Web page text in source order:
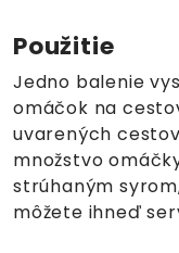
Použitie
Jedno balenie
omáčok na
uvarených
množstvo
strúhaným
môžete ihneď